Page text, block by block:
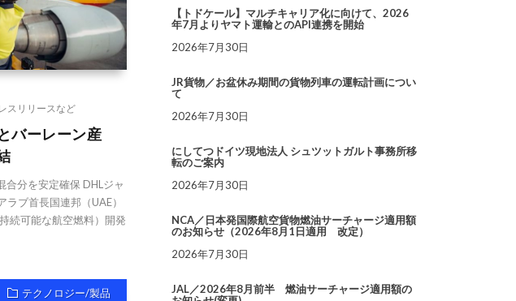
スリリースなど
バーレーン産
分を安定確保 DHLジャ
ブ首長国連邦（UAE）
続可能な航空燃料）開発
テクノロジー/製品
【トドケール】マルチキャリア化に向けて、2026
年7月よりヤマト運輸とのAPI連携を開始
2026年7月30日
JR貨物／お盆休み期間の貨物列車の運転計画につい
て
2026年7月30日
にしてつドイツ現地法人 シュツットガルト事務所移
転のご案内
2026年7月30日
NCA／日本発国際航空貨物燃油サーチャージ適用額
のお知らせ（2026年8月1日適用 改定）
2026年7月30日
JAL／2026年8月前半 燃油サーチャージ適用額の